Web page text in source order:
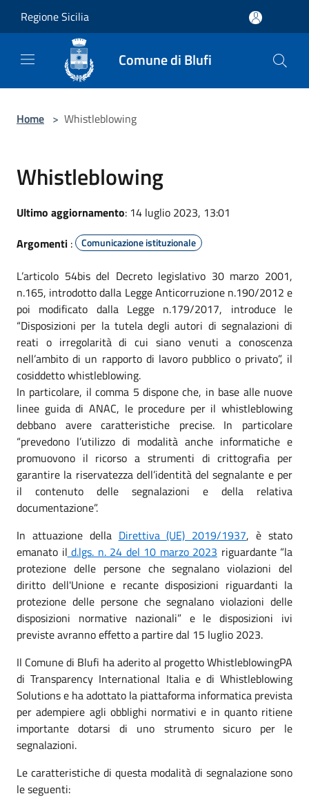
Regione Sicilia
Comune di Blufi
Home > Whistleblowing
Whistleblowing
Ultimo aggiornamento: 14 luglio 2023, 13:01
Argomenti : Comunicazione istituzionale
L’articolo 54bis del Decreto legislativo 30 marzo 2001,
n.165, introdotto dalla Legge Anticorruzione n.190/2012 e
poi modificato dalla Legge n.179/2017, introduce le
“Disposizioni per la tutela degli autori di segnalazioni di
reati o irregolarità di cui siano venuti a conoscenza
nell’ambito di un rapporto di lavoro pubblico o privato”, il
cosiddetto whistleblowing.
In particolare, il comma 5 dispone che, in base alle nuove
linee guida di ANAC, le procedure per il whistleblowing
debbano avere caratteristiche precise. In particolare
“prevedono l’utilizzo di modalità anche informatiche e
promuovono il ricorso a strumenti di crittografia per
garantire la riservatezza dell’identità del segnalante e per
il contenuto delle segnalazioni e della relativa
documentazione”.
In attuazione della Direttiva (UE) 2019/1937, è stato
emanato il d.lgs. n. 24 del 10 marzo 2023 riguardante “la
protezione delle persone che segnalano violazioni del
diritto dell'Unione e recante disposizioni riguardanti la
protezione delle persone che segnalano violazioni delle
disposizioni normative nazionali” e le disposizioni ivi
previste avranno effetto a partire dal 15 luglio 2023.
Il Comune di Blufi ha aderito al progetto WhistleblowingPA
di Transparency International Italia e di Whistleblowing
Solutions e ha adottato la piattaforma informatica prevista
per adempiere agli obblighi normativi e in quanto ritiene
importante dotarsi di uno strumento sicuro per le
segnalazioni.
Le caratteristiche di questa modalità di segnalazione sono
le seguenti: